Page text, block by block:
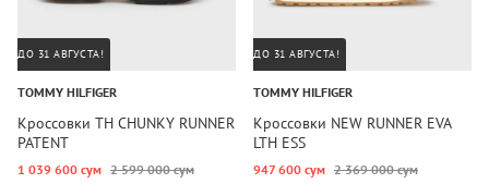
ДО 31 АВГУСТА!
TOMMY HILFIGER
Кроссовки TH CHUNKY RUNNER
PATENT
1 039 600 сум 2 599 000 сум
ДО 31 АВГУСТА!
TOMMY HILFIGER
Кроссовки NEW RUNNER EVA
LTH ESS
947 600 сум 2 369 000 сум